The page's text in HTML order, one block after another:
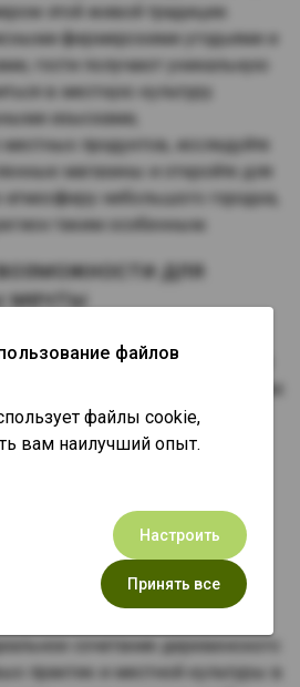
этой живой традиции.
фермерскими угодьями и
гости получают уникальную
в местную культуру.
изысками,
продуктов, исследуйте
магазины и откройте для
атмосферу небольшого городка,
таким особенным.
для
мечты
может удовлетворить все
универсальные пространства
великолепный амбар,
комнаты для невесты,
возможности для
мероприятий посвящена
была тщательно
расслабиться и полностью
вашего особенного дня.
сочетание деревенского
практик и местной культуры в
файлов
файлы cookie,
вам наилучший опыт.
Настроить
Принять все